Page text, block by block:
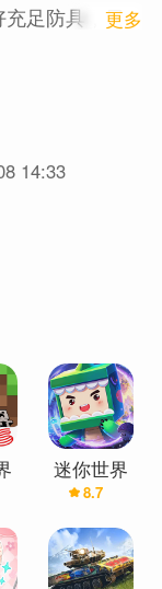
足防具，日
逃跑一条出
，千万不要
1 更多
14:33
迷你世界
8.7